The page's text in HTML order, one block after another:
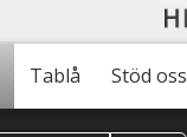
Tablå Stöd oss